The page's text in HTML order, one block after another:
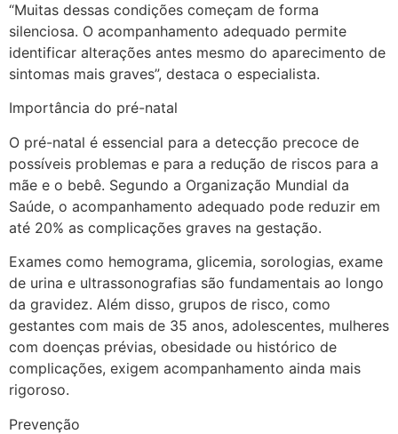
“Muitas dessas condições começam de forma
silenciosa. O acompanhamento adequado permite
identificar alterações antes mesmo do aparecimento de
sintomas mais graves”, destaca o especialista.
Importância do pré-natal
O pré-natal é essencial para a detecção precoce de
possíveis problemas e para a redução de riscos para a
mãe e o bebê. Segundo a Organização Mundial da
Saúde, o acompanhamento adequado pode reduzir em
até 20% as complicações graves na gestação.
Exames como hemograma, glicemia, sorologias, exame
de urina e ultrassonografias são fundamentais ao longo
da gravidez. Além disso, grupos de risco, como
gestantes com mais de 35 anos, adolescentes, mulheres
com doenças prévias, obesidade ou histórico de
complicações, exigem acompanhamento ainda mais
rigoroso.
Prevenção